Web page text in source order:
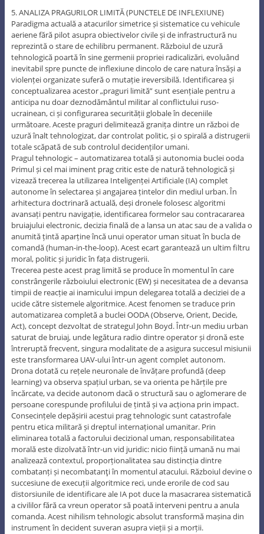
5. ANALIZA PRAGURILOR LIMITĂ (PUNCTELE DE INFLEXIUNE)
Paradigma actuală a atacurilor simetrice și sistematice cu vehicule
aeriene fără pilot asupra obiectivelor civile și de infrastructură nu
reprezintă o stare de echilibru permanent. Războiul de uzură
tehnologică poartă în sine germenii propriei radicalizări, evoluând
inevitabil spre puncte de inflexiune dincolo de care natura însăși a
violenței organizate suferă o mutație ireversibilă. Identificarea și
conceptualizarea acestor „praguri limită” sunt esențiale pentru a
anticipa nu doar deznodământul militar al conflictului ruso-
ucrainean, ci și configurarea securității globale în deceniile
următoare. Aceste praguri delimitează granița dintre un război de
uzură înalt tehnologizat, dar controlat politic, și o spirală a distrugerii
totale scăpată de sub controlul decidenților umani.
Pragul tehnologic – automatizarea totală și autonomia buclei ooda
Primul și cel mai iminent prag critic este de natură tehnologică și
vizează trecerea la utilizarea Inteligenței Artificiale (IA) complet
autonome în selectarea și angajarea țintelor din mediul urban. În
arhitectura doctrinară actuală, deși dronele folosesc algoritmi
avansați pentru navigație, identificarea formelor sau contracararea
bruiajului electronic, decizia finală de a lansa un atac sau de a valida o
anumită țintă aparține încă unui operator uman situat în bucla de
comandă (human-in-the-loop). Acest ecart garantează un ultim filtru
moral, politic și juridic în fața distrugerii.
Trecerea peste acest prag limită se produce în momentul în care
constrângerile războiului electronic (EW) și necesitatea de a devansa
timpii de reacție ai inamicului impun delegarea totală a deciziei de a
ucide către sistemele algoritmice. Acest fenomen se traduce prin
automatizarea completă a buclei OODA (Observe, Orient, Decide,
Act), concept dezvoltat de strategul John Boyd. Într-un mediu urban
saturat de bruiaj, unde legătura radio dintre operator și dronă este
întreruptă frecvent, singura modalitate de a asigura succesul misiunii
este transformarea UAV-ului într-un agent complet autonom.
Drona dotată cu rețele neuronale de învățare profundă (deep
learning) va observa spațiul urban, se va orienta pe hărțile pre
încărcate, va decide autonom dacă o structură sau o aglomerare de
persoane corespunde profilului de țintă și va acționa prin impact.
Consecințele depășirii acestui prag tehnologic sunt catastrofale
pentru etica militară și dreptul internațional umanitar. Prin
eliminarea totală a factorului decizional uman, responsabilitatea
morală este dizolvată într-un vid juridic: nicio ființă umană nu mai
analizează contextul, proporționalitatea sau distincția dintre
combatanți și necombatanţi în momentul atacului. Războiul devine o
succesiune de execuții algoritmice reci, unde erorile de cod sau
distorsiunile de identificare ale IA pot duce la masacrarea sistematică
a civililor fără ca vreun operator să poată interveni pentru a anula
comanda. Acest nihilism tehnologic absolut transformă mașina din
instrument în decident suveran asupra vieții și a morții.